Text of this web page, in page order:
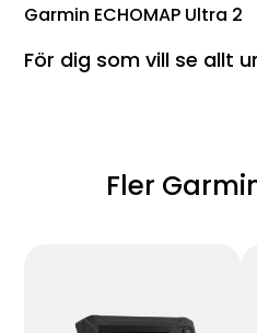
Garmin ECHOMAP Ultra 2
För dig som vill se allt
Fler